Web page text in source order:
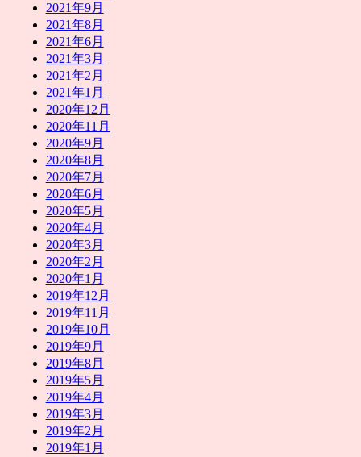
2021年9月
2021年8月
2021年6月
2021年3月
2021年2月
2021年1月
2020年12月
2020年11月
2020年9月
2020年8月
2020年7月
2020年6月
2020年5月
2020年4月
2020年3月
2020年2月
2020年1月
2019年12月
2019年11月
2019年10月
2019年9月
2019年8月
2019年5月
2019年4月
2019年3月
2019年2月
2019年1月